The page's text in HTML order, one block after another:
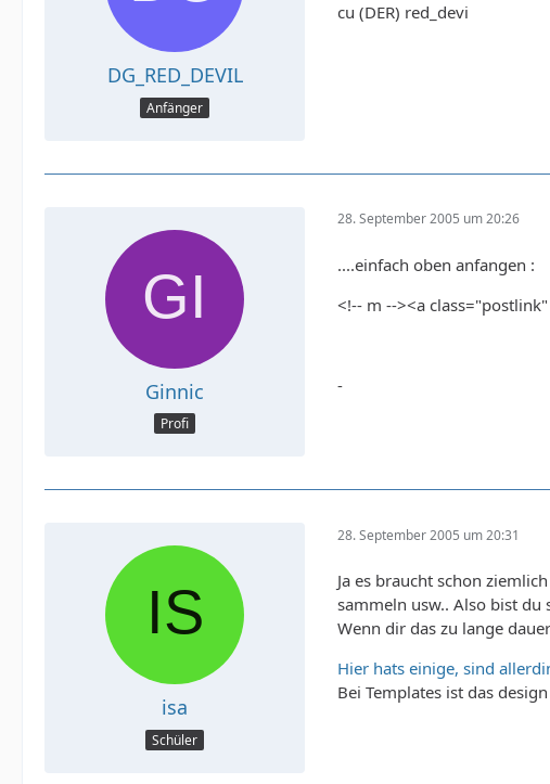
DG_RED_DEVIL
Anfänger
cu (DER) red_devi
Ginnic
Profi
28. September 2005 um 20:26
....einfach oben anfangen :
<!-- m --><a
-
isa
Schüler
28. September 2005 um 20:31
Ja es braucht schon
sammeln usw.. Also bist du
Wenn dir das zu lange
Hier hats einige, sind
Bei Templates ist das